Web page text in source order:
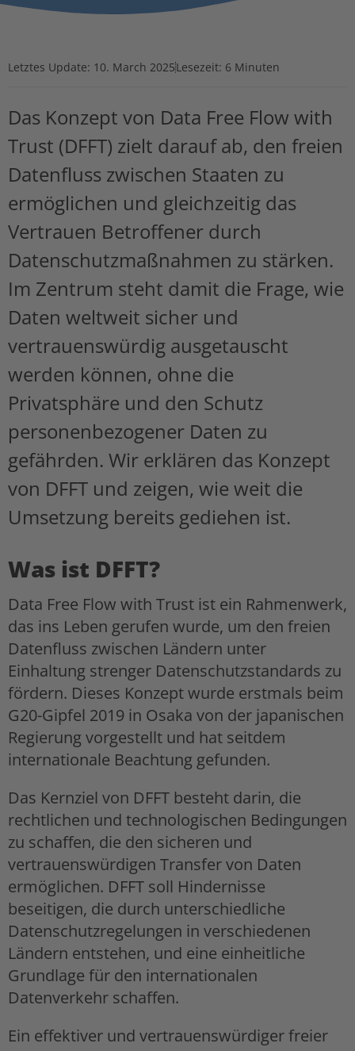
Letztes Update: 10. March 2025Lesezeit: 6 Minuten
Das Konzept von Data Free Flow with
Trust (DFFT) zielt darauf ab, den freien
Datenfluss zwischen Staaten zu
ermöglichen und gleichzeitig das
Vertrauen Betroffener durch
Datenschutzmaßnahmen zu stärken.
Im Zentrum steht damit die Frage, wie
Daten weltweit sicher und
vertrauenswürdig ausgetauscht
werden können, ohne die
Privatsphäre und den Schutz
personenbezogener Daten zu
gefährden. Wir erklären das Konzept
von DFFT und zeigen, wie weit die
Umsetzung bereits gediehen ist.
Was ist DFFT?
Data Free Flow with Trust ist ein Rahmenwerk,
das ins Leben gerufen wurde, um den freien
Datenfluss zwischen Ländern unter
Einhaltung strenger Datenschutzstandards zu
fördern. Dieses Konzept wurde erstmals beim
G20-Gipfel 2019 in Osaka von der japanischen
Regierung vorgestellt und hat seitdem
internationale Beachtung gefunden.
Das Kernziel von DFFT besteht darin, die
rechtlichen und technologischen Bedingungen
zu schaffen, die den sicheren und
vertrauenswürdigen Transfer von Daten
ermöglichen. DFFT soll Hindernisse
beseitigen, die durch unterschiedliche
Datenschutzregelungen in verschiedenen
Ländern entstehen, und eine einheitliche
Grundlage für den internationalen
Datenverkehr schaffen.
Ein effektiver und vertrauenswürdiger freier